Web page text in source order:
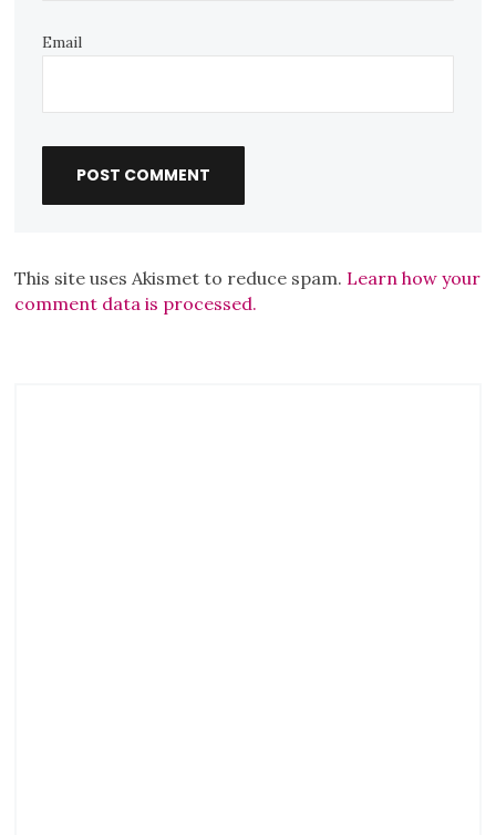
Email
This site uses Akismet to reduce spam. Learn how your
comment data is processed.